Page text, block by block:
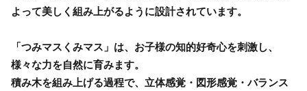
よって美しく組み上がるように設計されています。
「つみマスくみマス」は、お子様の知的好奇心を刺激し、
様々な力を自然に育みます。
積み木を組み上げる過程で、立体感覚・図形感覚・バランス